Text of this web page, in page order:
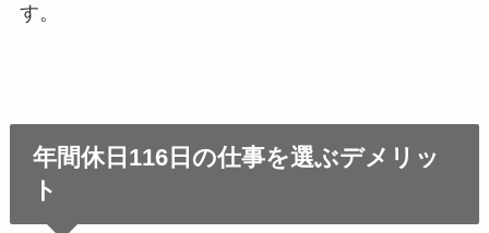
す。
年間休日116日の仕事を選ぶデメリッ
ト